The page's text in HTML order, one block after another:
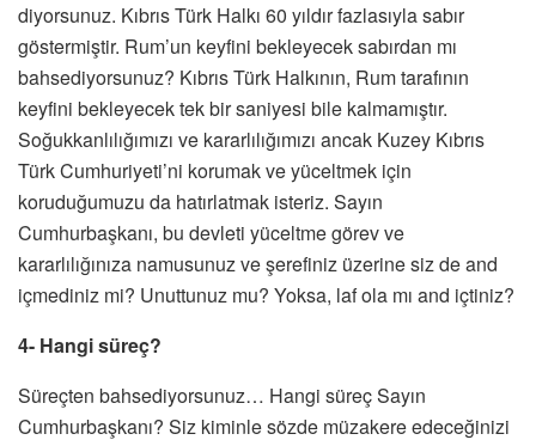
diyorsunuz. Kıbrıs Türk Halkı 60 yıldır fazlasıyla sabır
göstermiştir. Rum’un keyfini bekleyecek sabırdan mı
bahsediyorsunuz? Kıbrıs Türk Halkının, Rum tarafının
keyfini bekleyecek tek bir saniyesi bile kalmamıştır.
Soğukkanlılığımızı ve kararlılığımızı ancak Kuzey Kıbrıs
Türk Cumhuriyeti’ni korumak ve yüceltmek için
koruduğumuzu da hatırlatmak isteriz. Sayın
Cumhurbaşkanı, bu devleti yüceltme görev ve
kararlılığınıza namusunuz ve şerefiniz üzerine siz de and
içmediniz mi? Unuttunuz mu? Yoksa, laf ola mı and içtiniz?
4- Hangi süreç?
Süreçten bahsediyorsunuz… Hangi süreç Sayın
Cumhurbaşkanı? Siz kiminle sözde müzakere edeceğinizi